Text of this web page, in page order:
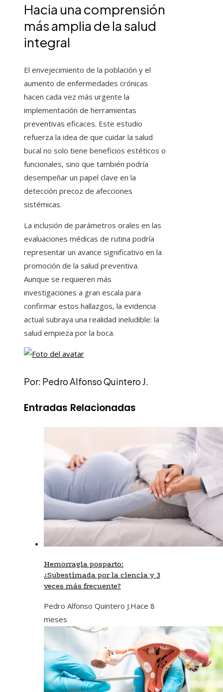
Hacia una comprensión
más amplia de la salud
integral
El envejecimiento de la población y el
aumento de enfermedades crónicas
hacen cada vez más urgente la
implementación de herramientas
preventivas eficaces. Este estudio
refuerza la idea de que cuidar la salud
bucal no solo tiene beneficios estéticos o
funcionales, sino que también podría
desempeñar un papel clave en la
detección precoz de afecciones
sistémicas.
La inclusión de parámetros orales en las
evaluaciones médicas de rutina podría
representar un avance significativo en la
promoción de la salud preventiva.
Aunque se requieren más
investigaciones a gran escala para
confirmar estos hallazgos, la evidencia
actual subraya una realidad ineludible: la
salud empieza por la boca.
Por: Pedro Alfonso Quintero J.
Entradas Relacionadas
Hemorragia posparto:
¿Subestimada por la ciencia y 3
veces más frecuente?
Pedro Alfonso Quintero J.Hace 8
meses